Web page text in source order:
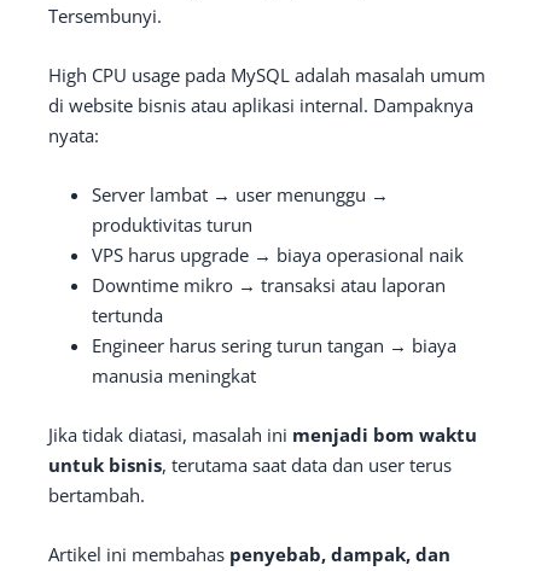
Tersembunyi.
High CPU usage pada MySQL adalah masalah umum
di website bisnis atau aplikasi internal. Dampaknya
nyata:
Server lambat → user menunggu →
produktivitas turun
VPS harus upgrade → biaya operasional naik
Downtime mikro → transaksi atau laporan
tertunda
Engineer harus sering turun tangan → biaya
manusia meningkat
Jika tidak diatasi, masalah ini menjadi bom waktu
untuk bisnis, terutama saat data dan user terus
bertambah.
Artikel ini membahas penyebab, dampak, dan